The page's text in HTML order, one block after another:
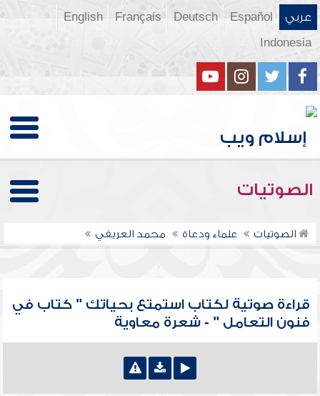
عربي Español
Deutsch
Français
English
Indonesia
الصوتيات
الصوتيات علماء ودعاة محمد العريفي
قراءة صوتية لكتاب استمتع بحياتك " كتاب في
فنون التعامل " - شعرة معاوية